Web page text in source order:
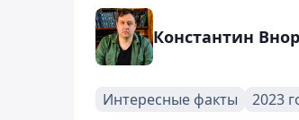
Константин
Интересные факты 2023